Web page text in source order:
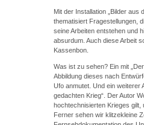
Mit der Installation „Bilder
thematisiert Fragestellungen,
seine Arbeiten entstehen und
absurdum. Auch diese Arbeit
Kassenbon.
Was ist zu sehen? Ein mit
Abbildung dieses nach
Ufo anmutet. Und ein weiterer
gedachten Krieg“. Der Autor
hochtechnisierten Krieges gilt,
Ferner sehen wir klitzekleine